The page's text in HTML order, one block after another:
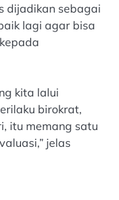
dijadikan sebagai
lagi agar bisa
kita lalui
birokrat,
itu memang satu
jelas